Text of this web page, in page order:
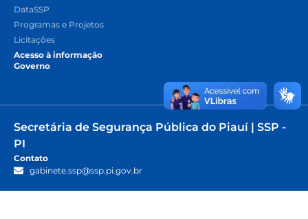
DataSSP
Programas e Projetos
Licitações
Acesso à informação
Governo
Secretária de Segurança Pública do Piauí | SSP -
PI
Contato
gabinete.ssp@ssp.pi.gov.br